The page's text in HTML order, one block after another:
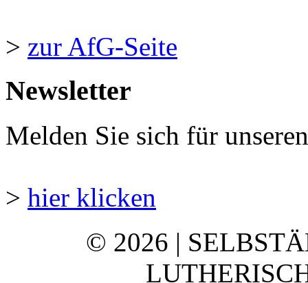
> zur AfG-Seite
Newsletter
Melden Sie sich für
> hier klicken
© 2026 |